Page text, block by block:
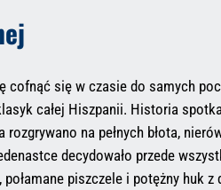
cofnąć się w czasie do samych
całej Hiszpanii. Historia
na pełnych błota,
decydowało przede
piszczele i potężny huk